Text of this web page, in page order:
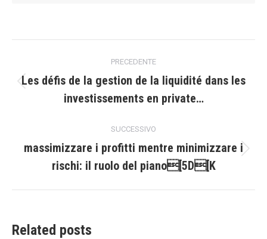
tra
PRECEDENTE
precedente:
Les défis de la gestion de la liquidité dans les
investissements en private…
SUCCESSIVO
post:
massimizzare i profitti mentre minimizzare i
rischi: il ruolo del piano[5D[K
Related posts